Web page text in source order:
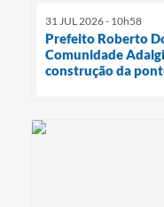
31 JUL 2026 - 10h58
Prefeito Roberto
Comunidade
construção da